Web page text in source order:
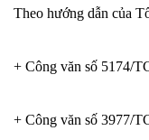
Theo hướng dẫn của
+ Công văn số 5174/
+ Công văn số 3977/